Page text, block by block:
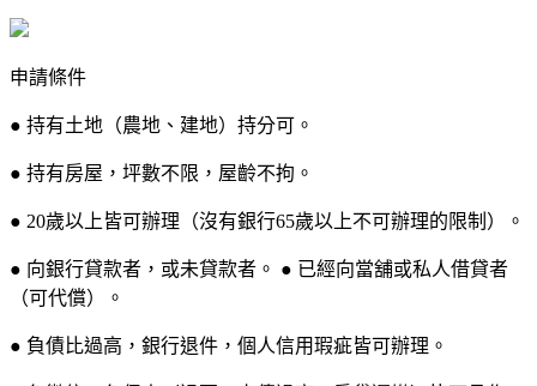
申請條件
● 持有土地（農地、建地）持分可。
● 持有房屋，坪數不限，屋齡不拘。
● 20歲以上皆可辦理（沒有銀行65歲以上不可辦理的限制）。
● 向銀行貸款者，或未貸款者。 ● 已經向當舖或私人借貸者
（可代償）。
● 負債比過高，銀行退件，個人信用瑕疵皆可辦理。